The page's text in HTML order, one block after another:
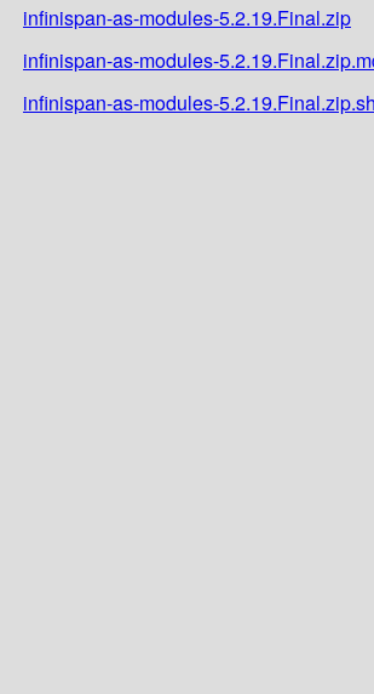
infinispan-as-modules-5.2.19.Final.zip
infinispan-as-modules-
infinispan-as-modules-